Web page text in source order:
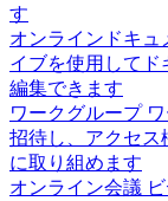
す
オンラインドキュ
イブを使用してド
編集できます
ワークグループ
招待し、アクセス
に取り組めます
オンライン会議